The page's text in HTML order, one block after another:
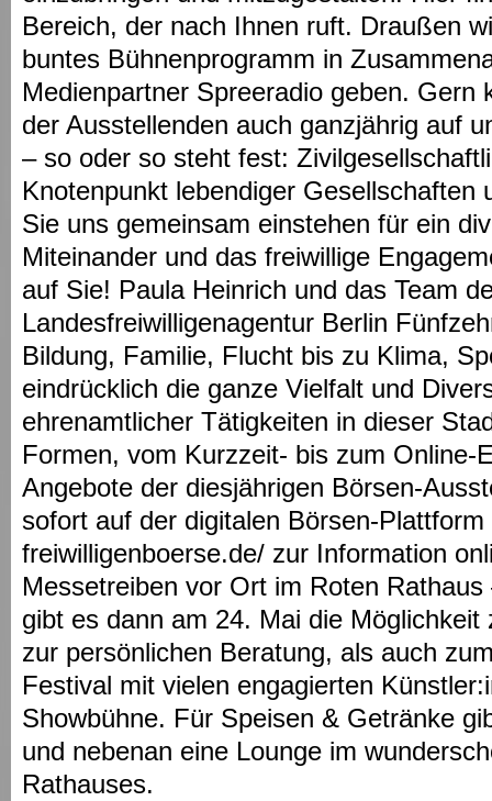
Bereich, der nach Ihnen ruft. Draußen
buntes Bühnenprogramm in
Medienpartner Spreeradio geben. Gern
der Ausstellenden auch ganzjährig auf
– so oder so steht fest:
Knotenpunkt lebendiger Gesellschaften
Sie uns gemeinsam einstehen für ein
Miteinander und das freiwillige
auf Sie! Paula Heinrich und das Team
Landesfreiwilligenagentur Berlin
Bildung, Familie, Flucht bis zu Klima,
eindrücklich die ganze Vielfalt und
ehrenamtlicher Tätigkeiten in dieser
Formen, vom Kurzzeit- bis zum Online-
Angebote der diesjährigen Börsen-
sofort auf der digitalen Börsen-
freiwilligenboerse.de/ zur Information
Messetreiben vor Ort im Roten
gibt es dann am 24. Mai die Möglichkeit
zur persönlichen Beratung, als auch
Festival mit vielen engagierten
Showbühne. Für Speisen & Getränke
und nebenan eine Lounge im
Rathauses.